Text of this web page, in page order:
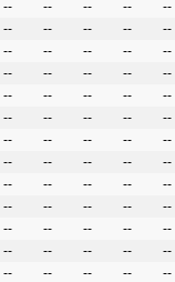
-- -- -- -- --
-- -- -- -- --
-- -- -- -- --
-- -- -- -- --
-- -- -- -- --
-- -- -- -- --
-- -- -- -- --
-- -- -- -- --
-- -- -- -- --
-- -- -- -- --
-- -- -- -- --
-- -- -- -- --
-- -- -- -- --